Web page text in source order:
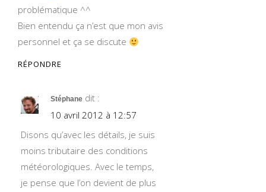
problématique ^^
Bien entendu ça n’est que mon avis
personnel et ça se discute
RÉPONDRE
Stéphane dit :
10 avril 2012 à 12:57
Disons qu’avec les détails, je suis
moins tributaire des conditions
météorologiques. Avec le temps,
je pense que l’on devient de plus